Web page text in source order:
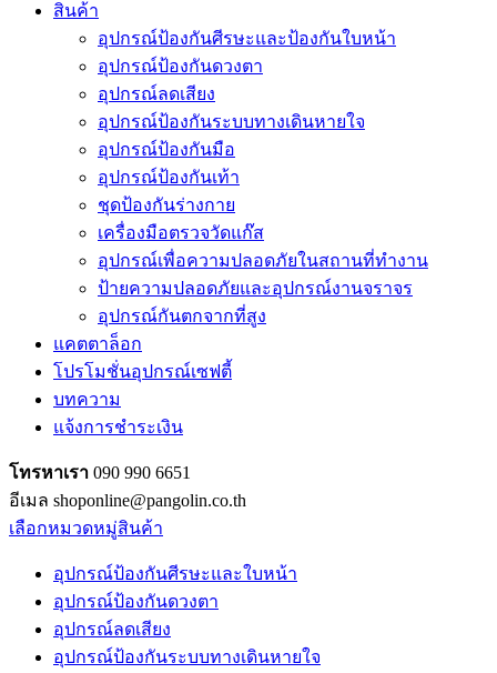
สินค้า
อุปกรณ์ป้องกันศีรษะและป้องกันใบหน้า
อุปกรณ์ป้องกันดวงตา
อุปกรณ์ลดเสียง
อุปกรณ์ป้องกันระบบทางเดินหายใจ
อุปกรณ์ป้องกันมือ
อุปกรณ์ป้องกันเท้า
ชุดป้องกันร่างกาย
เครื่องมือตรวจวัดแก๊ส
อุปกรณ์เพื่อความปลอดภัยในสถานที่ทำงาน
ป้ายความปลอดภัยและอุปกรณ์งานจราจร
อุปกรณ์กันตกจากที่สูง
แคตตาล็อก
โปรโมชั่นอุปกรณ์เซฟตี้
บทความ
แจ้งการชำระเงิน
โทรหาเรา 090 990 6651
อีเมล shoponline@pangolin.co.th
เลือกหมวดหมู่สินค้า
อุปกรณ์ป้องกันศีรษะและใบหน้า
อุปกรณ์ป้องกันดวงตา
อุปกรณ์ลดเสียง
อุปกรณ์ป้องกันระบบทางเดินหายใจ